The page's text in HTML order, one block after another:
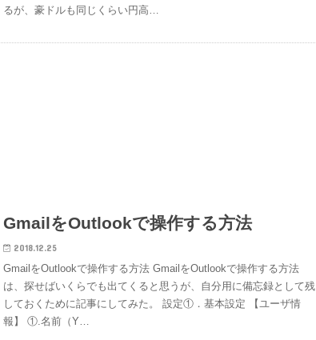
るが、豪ドルも同じくらい円高…
GmailをOutlookで操作する方法
2018.12.25
GmailをOutlookで操作する方法 GmailをOutlookで操作する方法
は、探せばいくらでも出てくると思うが、自分用に備忘録として残
しておくために記事にしてみた。 設定①．基本設定 【ユーザ情
報】 ①.名前（Y…